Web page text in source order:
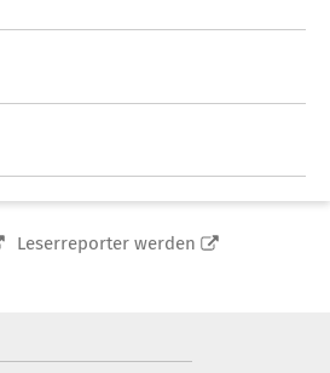
Leserreporter werden